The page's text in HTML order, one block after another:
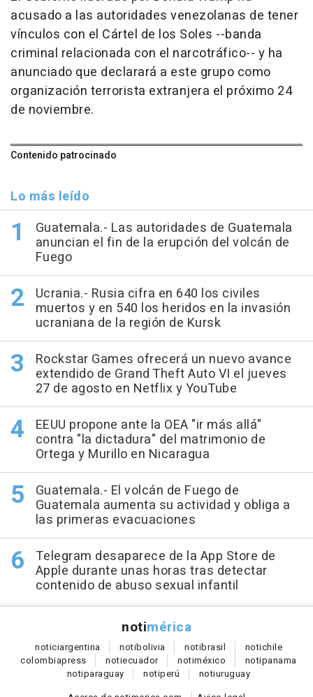
acusado a las autoridades venezolanas de tener
vínculos con el Cártel de los Soles --banda
criminal relacionada con el narcotráfico-- y ha
anunciado que declarará a este grupo como
organización terrorista extranjera el próximo 24
de noviembre.
Contenido patrocinado
Lo más leído
Guatemala.- Las autoridades de Guatemala
anuncian el fin de la erupción del volcán de
Fuego
Ucrania.- Rusia cifra en 640 los civiles
muertos y en 540 los heridos en la invasión
ucraniana de la región de Kursk
Rockstar Games ofrecerá un nuevo avance
extendido de Grand Theft Auto VI el jueves
27 de agosto en Netflix y YouTube
EEUU propone ante la OEA "ir más allá"
contra "la dictadura" del matrimonio de
Ortega y Murillo en Nicaragua
Guatemala.- El volcán de Fuego de
Guatemala aumenta su actividad y obliga a
las primeras evacuaciones
Telegram desaparece de la App Store de
Apple durante unas horas tras detectar
contenido de abuso sexual infantil
notimérica
noticiargentina notibolivia notibrasil notichile
colombiapress notiecuador notiméxico notipanama
notiparaguay notiperú notiuruguay